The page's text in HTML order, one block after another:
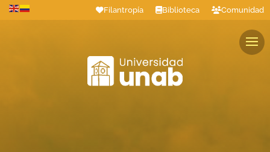
Filantropía Biblioteca Comunidad
Estudiantes Profesores Colaboradores Graduados